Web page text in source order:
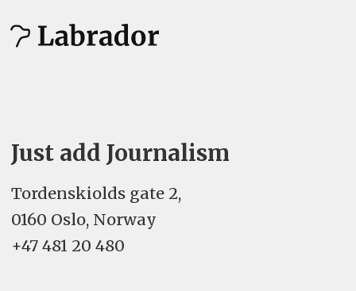
Just add Journalism
Tordenskiolds gate 2,
0160 Oslo, Norway
+47 481 20 480